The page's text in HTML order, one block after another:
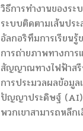
วิธีการทำงานของร
ระบบติดตามเส้นปร
อัลกอริทึมการเรียน
การถ่ายภาพทางกา
สัญญาณทางไฟฟ้าสรี
การประมวลผลข้อมู
ปัญญาประดิษฐ์ (AI)
พวกเขาสามารถหลี